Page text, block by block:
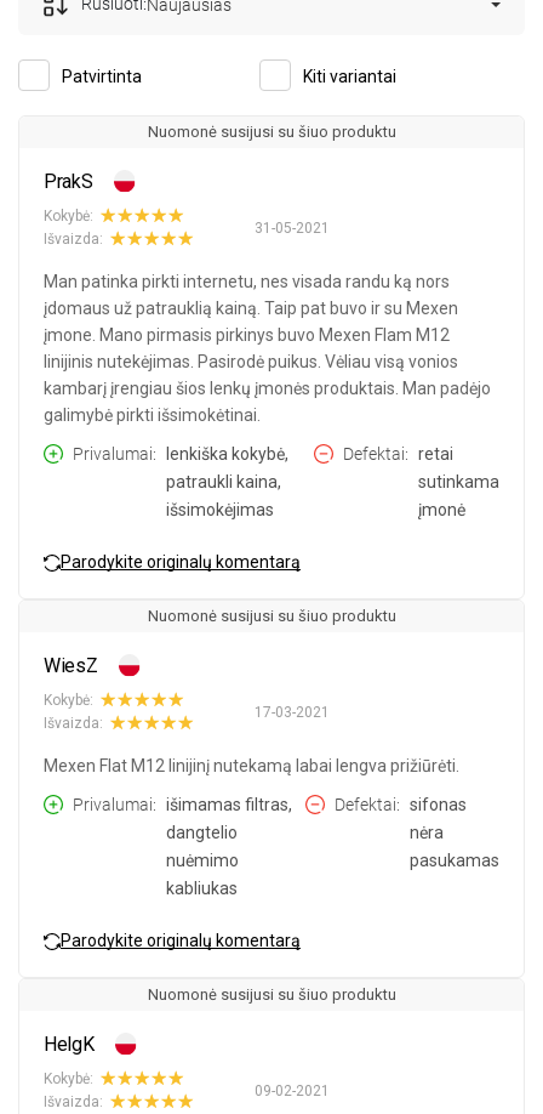
Patvirtinta Kiti variantai
Naujausias
Nuomonė susijusi su šiuo produktu
PrakS
31-05-2021
Kokybė:
Išvaizda:
Man patinka pirkti internetu, nes visada randu ką nors
įdomaus už patrauklią kainą. Taip pat buvo ir su Mexen
įmone. Mano pirmasis pirkinys buvo Mexen Flam M12
linijinis nutekėjimas. Pasirodė puikus. Vėliau visą vonios
kambarį įrengiau šios lenkų įmonės produktais. Man padėjo
galimybė pirkti išsimokėtinai.
Privalumai
lenkiška kokybė,
patraukli kaina,
išsimokėjimas
Defektai
retai
sutinkama
įmonė
Parodykite originalų komentarą
Nuomonė susijusi su šiuo produktu
WiesZ
17-03-2021
Kokybė:
Išvaizda:
Mexen Flat M12 linijinį nutekamą labai lengva prižiūrėti.
Privalumai
išimamas filtras,
dangtelio
nuėmimo
kabliukas
Defektai
sifonas
nėra
pasukamas
Parodykite originalų komentarą
Nuomonė susijusi su šiuo produktu
HelgK
09-02-2021
Kokybė:
Išvaizda: